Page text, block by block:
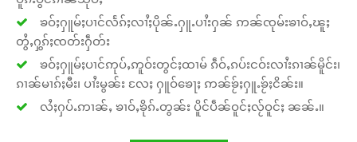
ၶဝ်ႈႁူမ်ႈပၢင်လႅၵ်ႈလၢႆႈပိုၼ်ႉႁူႉပၢႆးႁၼ် ဢၼ်ၸုမ်းၶၢဝ်ႇၽူႈ
တွႆႇႁွၵ်ႈၸတ်းႁဵတ်း
ၶဝ်ႈႁူမ်ႈပၢင်ဢုပ်ႇဢူဝ်းတွင်ႈထၢမ် ၵဵဝ်ႇၵပ်းငဝ်းလၢႆးၵၢၼ်မိူင်း၊
ၵၢၼ်မၢၵ်ႈမီး၊ ပၢႆးမွၼ်း လႄႈ ႁူဝ်ၶေႃႈ ဢၼ်ၶႂ်ႈႁူႉၶႂ်ႈငိၼ်း။
လႆႈႁပ်ႉဢၢၼ်ႇ ၶၢဝ်ႇၶိုၵ်ႉတွၼ်း ပိူင်ပဵၼ်ဝူင်ႈလႂ်ဝူင်ႈ ၼၼ်ႉ။